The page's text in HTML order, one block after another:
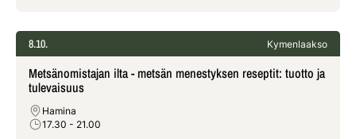
8.10. Kymenlaakso
Metsänomistajan ilta - metsän menestyksen reseptit: tuotto ja
tulevaisuus
Hamina
17.30 - 21.00